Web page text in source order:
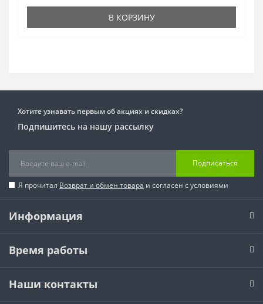
В КОРЗИНУ
Хотите узнавать первым об акциях и скидках?
Подпишитесь на нашу рассылку
Подписаться
Я прочитал Возврат и обмен товара и согласен с условиями
Информация
Время работы
Наши контакты